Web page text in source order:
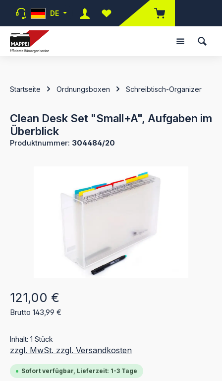
Zum Hauptinhalt springen
DE
Du hast 0 Produkte auf dem
Startseite Ordnungsboxen Schreibtisch-Organizer
Clean Desk Set "Small+A", Aufgaben im
Überblick
Produktnummer: 304484/20
Regulärer Preis:
121,00 €
Brutto 143,99 €
Inhalt: 1 Stück
zzgl. MwSt. zzgl. Versandkosten
Sofort verfügbar, Lieferzeit: 1-3 Tage